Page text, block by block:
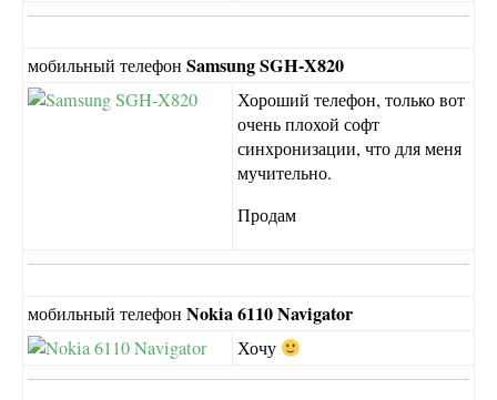
мобильный телефон Samsung SGH-X820
Хороший телефон, только вот
очень плохой софт
синхронизации, что для меня
мучительно.
Продам
мобильный телефон Nokia 6110 Navigator
Хочу